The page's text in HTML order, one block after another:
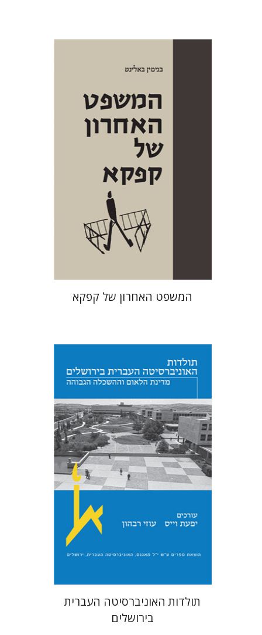
הנחת אתר ספר מודפס
$42
$38
המשפט האחרון של קפקא‎
יפעת וייס עוזי רבהון
הנחת אתר ספר מודפס
תולדות האוניברסיטה העברית
בירושלים